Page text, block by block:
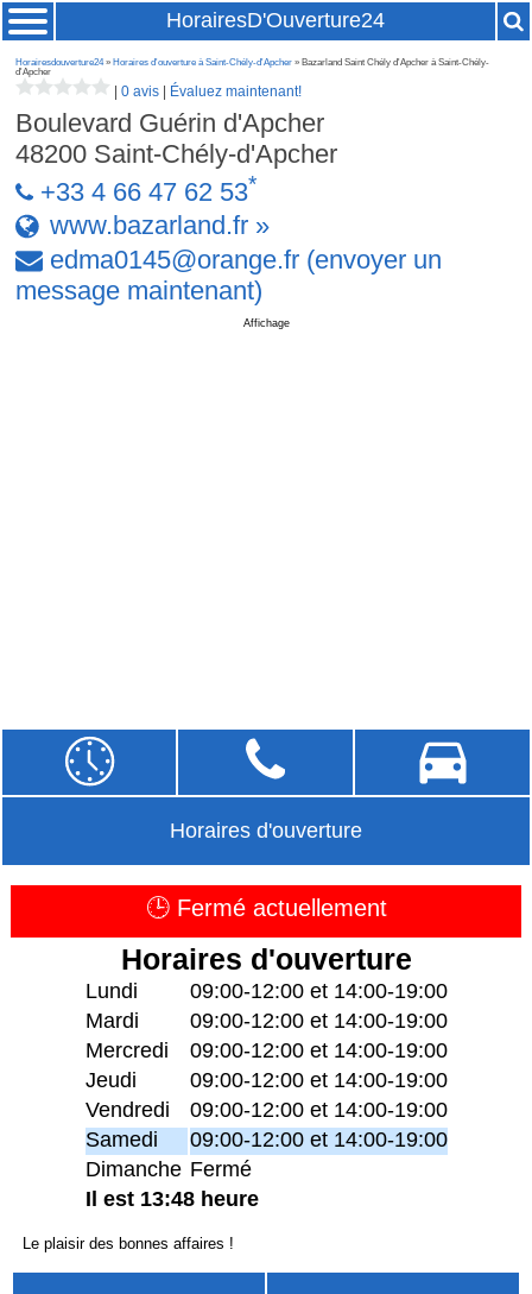
HorairesD'Ouverture24
Horairesdouverture24» Horaires d'ouverture à Saint-Chély-d'Apcher » Bazarland Saint Chély d'Apcher à Saint-Chély-
d'Apcher
|0 avis Évaluez maintenant!
Boulevard Guérin d'Apcher
48200 Saint-Chély-d'Apcher
+33 4 66 47 62 53*
www.bazarland.fr »
edma0145@orange.fr (envoyer un
message maintenant)
Affichage
Horaires d'ouverture
🕒 Fermé actuellement
Horaires d'ouverture
Lundi
09:00-12:00 et 14:00-19:00
Mardi
09:00-12:00 et 14:00-19:00
Mercredi
09:00-12:00 et 14:00-19:00
Jeudi
09:00-12:00 et 14:00-19:00
Vendredi
09:00-12:00 et 14:00-19:00
Samedi
09:00-12:00 et 14:00-19:00
Dimanche Fermé
Il est 13:48 heure
Le plaisir des bonnes affaires !